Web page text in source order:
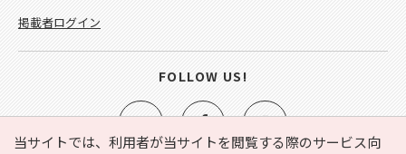
当サイトでは、利用者が当サイトを閲覧する際のサービス向
掲載者ログイン
FOLLOW US!